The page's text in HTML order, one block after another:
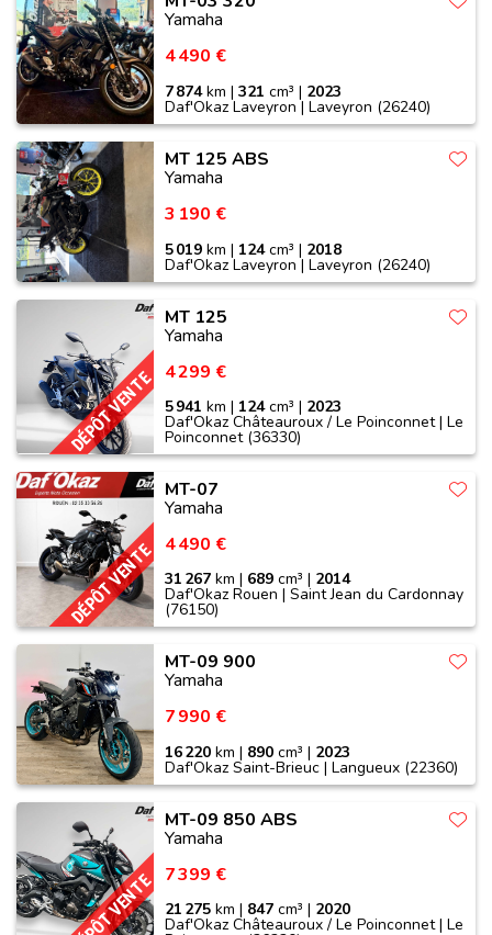
Yamaha
4 490 €
7 874km |321 cm³ | 2023
Daf'Okaz Laveyron | Laveyron (26240)
MT 125 ABS
Yamaha
3 190 €
5 019 km | 124cm³ | 2018
Daf'Okaz Laveyron | Laveyron (26240)
DÉPÔT VENTE
MT 125
Yamaha
4 299 €
5 941 km | 124cm³ | 2023
Daf'Okaz Châteauroux / Le Poinconnet | Le
Poinconnet (36330)
DÉPÔT VENTE
MT-07
Yamaha
4 490 €
31 267 km | 689 cm³ | 2014
Daf'Okaz Rouen | Saint Jean du Cardonnay
(76150)
MT-09 900
Yamaha
7 990 €
16 220 km | 890 cm³ | 2023
Daf'Okaz Saint-Brieuc | Langueux (22360)
DÉPÔT VENTE
MT-09 850 ABS
Yamaha
7 399 €
21 275 km | 847 cm³ | 2020
Daf'Okaz Châteauroux / Le Poinconnet | Le